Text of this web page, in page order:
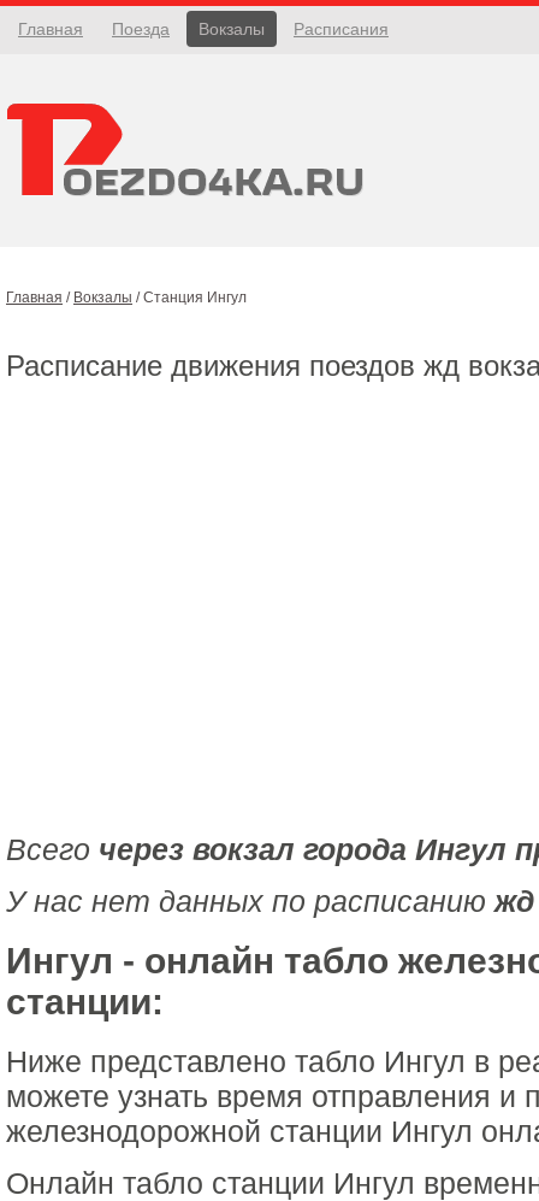
Главная Поезда Вокзалы Расписания
Главная / Вокзалы /Станция Ингул
Расписание движения поездов жд
Всего через вокзал города Ингул
У нас нет данных по расписанию жд
Ингул - онлайн табло
станции:
Ниже представлено табло Ингул в
можете узнать время отправления и
железнодорожной станции Ингул
Онлайн табло станции Ингул